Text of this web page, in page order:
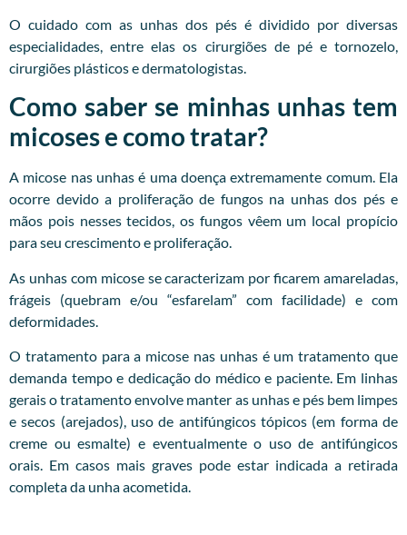
O cuidado com as unhas dos pés é dividido por diversas
especialidades, entre elas os cirurgiões de pé e tornozelo,
cirurgiões plásticos e dermatologistas.
Como saber se minhas unhas tem
micoses e como tratar?
A micose nas unhas é uma doença extremamente comum. Ela
ocorre devido a proliferação de fungos na unhas dos pés e
mãos pois nesses tecidos, os fungos vêem um local propício
para seu crescimento e proliferação.
As unhas com micose se caracterizam por ficarem amareladas,
frágeis (quebram e/ou “esfarelam” com facilidade) e com
deformidades.
O tratamento para a micose nas unhas é um tratamento que
demanda tempo e dedicação do médico e paciente. Em linhas
gerais o tratamento envolve manter as unhas e pés bem limpes
e secos (arejados), uso de antifúngicos tópicos (em forma de
creme ou esmalte) e eventualmente o uso de antifúngicos
orais. Em casos mais graves pode estar indicada a retirada
completa da unha acometida.